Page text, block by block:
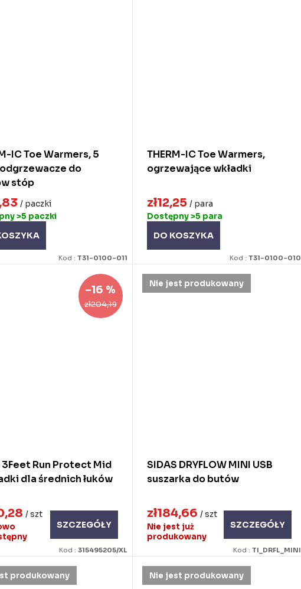
IC Toe Warmers, 5
do
stóp
/ paczki
>5 paczki
Kod : T31-0100-011
THERM-IC Toe Warmers,
ogrzewające wkładki
zł12,25 / para
Dostępny>5 para
DO KOSZYKA
Kod : T31-0100-010
zł204,19
–16 %
3Feet Run Protect Mid
dla średnich łuków
/ szt
SZCZEGÓŁY
Kod : 315495205/XL
Nie jest produkowany
SIDAS DRYFLOW MINI USB
suszarka do butów
zł184,66 / szt
Nie jest już
produkowany
SZCZEGÓŁY
Kod : TI_DRFL_MINI
produkowany Nie jest produkowany